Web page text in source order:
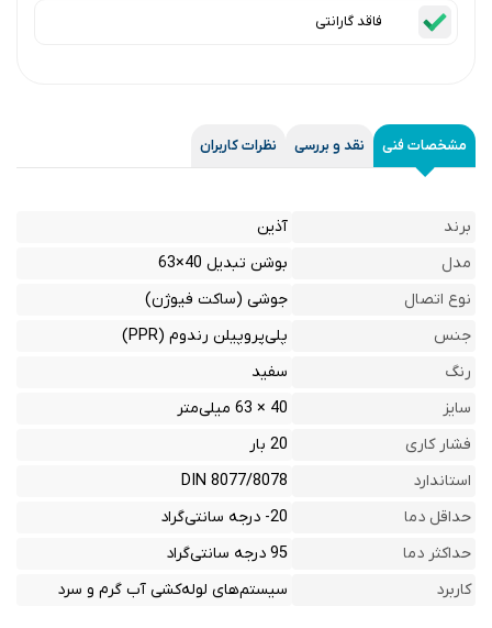
فاقد گارانتی
مشخصات فنی نقد و بررسی نظرات کاربران
برند
آذین
مدل
بوشن تبدیل 40×63
نوع اتصال
جوشی (ساکت فیوژن)
جنس
پلی‌پروپیلن رندوم (PPR)
رنگ
سفید
سایز
40 × 63 میلی‌متر
فشار کاری
20 بار
استاندارد
DIN 8077/8078
حداقل دما
20- درجه سانتی‌گراد
حداکثر دما
95 درجه سانتی‌گراد
کاربرد
سیستم‌های لوله‌کشی آب گرم و سرد